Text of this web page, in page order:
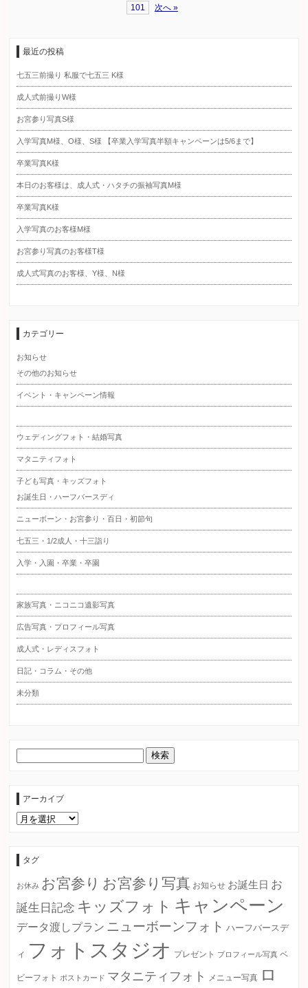
101 次へ »
最近の投稿
七五三前撮り 私服で七五三 K様
成人式前撮りW様
お宮参り写真S様
入学写真M様、O様、S様 【卒業入学写真半額キャンペーンは5/6まで】
卒業写真K様
本日のお客様は、成人式・ハタチの振袖写真M様
卒業写真K様
入学写真のお客様M様
お宮参り写真のお客様T様
成人式写真のお客様、Y様、N様
カテゴリー
お知らせ
その他のお知らせ
イベント・キャンペーン情報
ウェディングフォト・結婚写真
マタニティフォト
子ども写真・キッズフォト
お誕生日・ハーフバースディ
ニューボーン・お宮参り・百日・初節句
七五三・1/2成人・十三詣り
入学・入園・卒業・卒園
家族写真・ニコニコ遺影写真
広告写真・プロフィール写真
成人式・レディスフォト
日記・コラム・その他
未分類
アーカイブ
ア
ー
タグ
お休み お宮参り お宮参り写真 お知らせ お誕生日 お
誕生日記念 キッズフォト キャンペーン
データ渡しプラン ニューボーンフォト ハーフバースデ
ィ フォトスタジオ プレゼント プロフィール写真 ベ
ビーフォト ポストカード マタニティフォト メニュー写真 ロ